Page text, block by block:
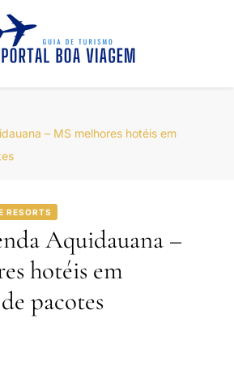
– MS melhores hotéis em
RESORTS
Aquidauana –
hotéis em
pacotes